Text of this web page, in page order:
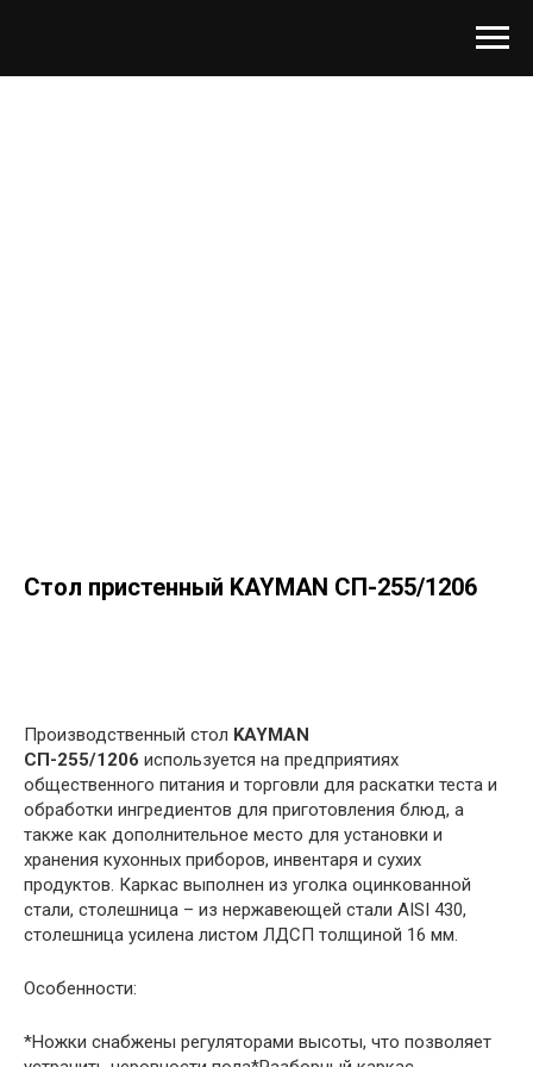
Стол пристенный KAYMAN СП-255/1206
Производственный стол KAYMAN
СП-255/1206 используется на предприятиях
общественного питания и торговли для раскатки теста и
обработки ингредиентов для приготовления блюд, а
также как дополнительное место для установки и
хранения кухонных приборов, инвентаря и сухих
продуктов. Каркас выполнен из уголка оцинкованной
стали, столешница – из нержавеющей стали AISI 430,
столешница усилена листом ЛДСП толщиной 16 мм.
Особенности:
*Ножки снабжены регуляторами высоты, что позволяет